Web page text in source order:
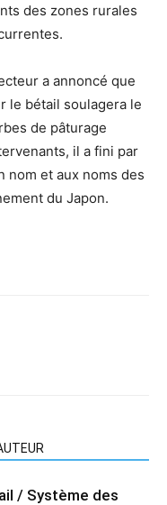
des zones rurales
a annoncé que
le bétail soulagera le
de pâturage
il a fini par
nom et aux noms des
du Japon.
/ Système des